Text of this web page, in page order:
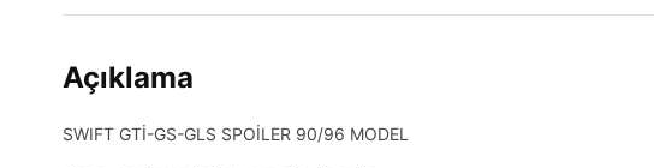
Açıklama
SWIFT GTİ-GS-GLS SPOİLER 90/96 MODEL